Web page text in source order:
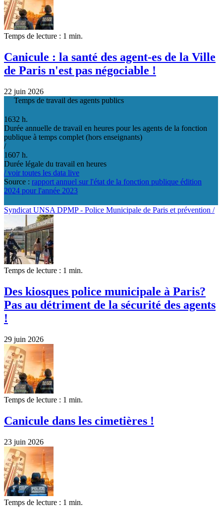
Temps de lecture : 1 min.
Canicule : la santé des agent-es de la Ville
de Paris n'est pas négociable !
22 juin 2026
Temps de travail des agents publics
1632 h.
Durée annuelle de travail en heures pour les agents de la fonction
publique à temps complet (hors enseignants)
/
1607 h.
Durée légale du travail en heures
/ voir toutes les data live
Source : rapport annuel sur l'état de la fonction publique édition
2024 pour l'année 2023
Syndicat UNSA DPMP - Police Municipale de Paris et prévention /
Temps de lecture : 1 min.
Des kiosques police municipale à Paris?
Pas au détriment de la sécurité des agents
!
29 juin 2026
Temps de lecture : 1 min.
Canicule dans les cimetières !
23 juin 2026
Temps de lecture : 1 min.